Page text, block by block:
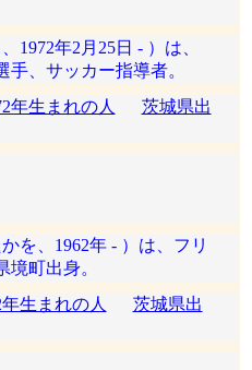
1972年2月25日 - ）は、
、サッカー指導者。
年生まれの人
茨城県出
を、1962年 - ）は、フリ
町出身。
年生まれの人
茨城県出